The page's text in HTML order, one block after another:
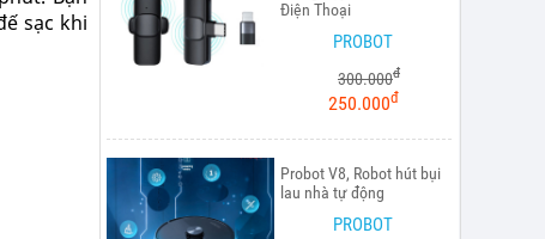
sạc khi
Điện Thoại
PROBOT
300.000đ
250.000đ
Probot V8, Robot hút bụi
lau nhà tự động
PROBOT